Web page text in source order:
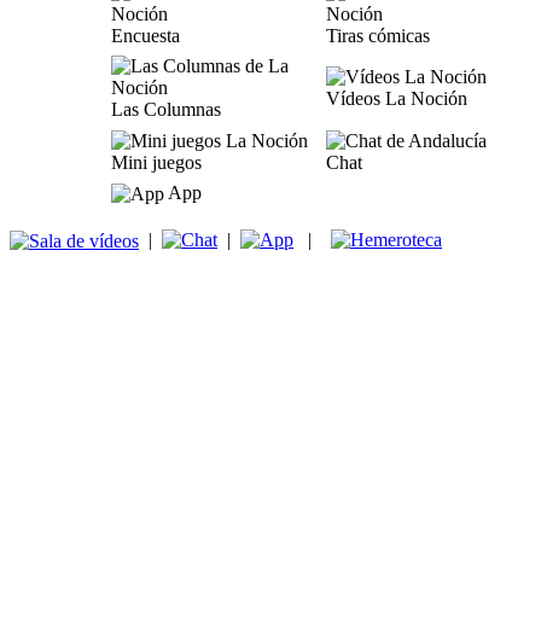
Encuesta Tiras cómicas
Las Columnas
Vídeos La Noción
Mini juegos
Chat
App
| | |